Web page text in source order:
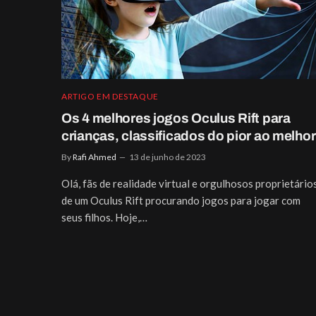
ARTIGO EM DESTAQUE
Os 4 melhores jogos Oculus Rift para
crianças, classificados do pior ao melhor
ByRafi Ahmed 13 de junho de 2023
Olá, fãs de realidade virtual e orgulhosos
de um Oculus Rift procurando jogos para jogar com
seus filhos. Hoje,…